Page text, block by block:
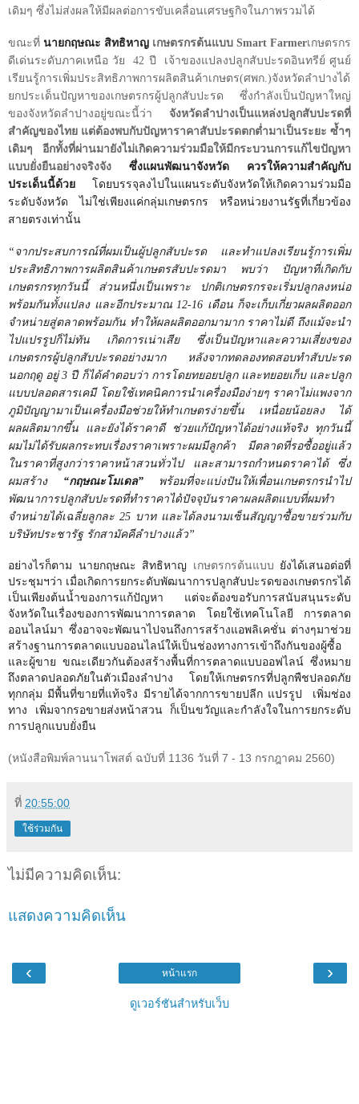
เดิมๆ ซึ่งไม่ส่งผลให้มีผลต่อการขับเคลื่อนเศรษฐกิจในภาพรวมได้
ขณะที่ นายกฤษณะ สิทธิหาญ เกษตรกรต้นแบบ Smart Farmerเกษตรกร
ดีเด่นระดับภาคเหนือ วัย 42 ปี เจ้าของแปลงปลูกสับปะรดอินทรีย์ ศูนย์
เรียนรู้การเพิ่มประสิทธิภาพการผลิตสินค้าเกษตร(ศพก.)จังหวัดลำปางได้
ยกประเด็นปัญหาของเกษตรกรผู้ปลูกสับปะรด ซึ่งกำลังเป็นปัญหาใหญ่
ของจังหวัดลำปางอยู่ขณะนี้ว่า จังหวัดลำปางเป็นแหล่งปลูกสับปะรดที่
สำคัญของไทย แต่ต้องพบกับปัญหาราคาสับปะรดตกต่ำมาเป็นระยะ ซ้ำๆ
เดิมๆ อีกทั้งที่ผ่านมายังไม่เกิดความร่วมมือให้มีกระบวนการแก้ไขปัญหา
แบบยั่งยืนอย่างจริงจัง ซึ่งแผนพัฒนาจังหวัด ควรให้ความสำคัญกับ
ประเด็นนี้ด้วย โดยบรรจุลงไปในแผนระดับจังหวัดให้เกิดความร่วมมือ
ระดับจังหวัด ไม่ใช่เพียงแค่กลุ่มเกษตรกร หรือหน่วยงานรัฐที่เกี่ยวข้อง
สายตรงเท่านั้น
“จากประสบการณ์ที่ผมเป็นผู้ปลูกสับปะรด และทำแปลงเรียนรู้การเพิ่ม
ประสิทธิภาพการผลิตสินค้าเกษตรสับปะรดมา พบว่า ปัญหาที่เกิดกับ
เกษตรกรทุกวันนี้ ส่วนหนึ่งเป็นเพราะ ปกติเกษตรกรจะเริ่มปลูกลงหน่อ
พร้อมกันทั้งแปลง และอีกประมาณ 12-16 เดือน ก็จะเก็บเกี่ยวผลผลิตออก
จำหน่ายสู่ตลาดพร้อมกัน ทำให้ผลผลิตออกมามาก ราคาไม่ดี ถึงแม้จะนำ
ไปแปรรูปก็ไม่ทัน เกิดการเน่าเสีย ซึ่งเป็นปัญหาและความเสี่ยงของ
เกษตรกรผู้ปลูกสับปะรดอย่างมาก หลังจากทดลองทดสอบทำสับปะรด
นอกฤดู อยู่3 ปี ก็ได้คำตอบว่า การโดยทยอยปลูก และทยอยเก็บ และปลูก
แบบปลอดสารเคมี โดยใช้เทคนิคการนำเครื่องมือง่ายๆ ราคาไม่แพงจาก
ภูมิปัญญามาเป็นเครื่องมือช่วยให้ทำเกษตรง่ายขึ้น เหนื่อยน้อยลง ได้
ผลผลิตมากขึ้น และยังได้ราคาดี ช่วยแก้ปัญหาได้อย่างแท้จริง ทุกวันนี้
ผมไม่ได้รับผลกระทบเรื่องราคาเพราะผมมีลูกค้า มีตลาดที่รอซื้ออยู่แล้ว
ในราคาที่สูงกว่าราคาหน้าสวนทั่วไป และสามารถกำหนดราคาได้ ซึ่ง
ผมสร้าง “กฤษณะโมเดล”พร้อมที่จะแบ่งปันให้เพื่อนเกษตรกรนำไป
พัฒนาการปลูกสับปะรดที่ทำราคาได้ปัจจุบันราคาผลผลิตแบบที่ผมทำ
จำหน่ายได้เฉลี่ยลูกละ 25 บาทและได้ลงนามเซ็นสัญญาซื้อขายร่วมกับ
บริษัทประชารัฐ รักสามัคคีลำปางแล้ว”
อย่างไรก็ตาม นายกฤษณะ สิทธิหาญ เกษตรกรต้นแบบ ยังได้เสนอต่อที่
ประชุมฯว่า เมื่อเกิดการยกระดับพัฒนาการปลูกสับปะรดของเกษตรกรได้
เป็นเพียงต้นน้ำของการแก้ปัญหา แต่จะต้องขอรับการสนับสนุนระดับ
จังหวัดในเรื่องของการพัฒนาการตลาด โดยใช้เทคโนโลยี การตลาด
ออนไลน์มา ซึ่งอาจจะพัฒนาไปจนถึงการสร้างแอพลิเคชั่น ต่างๆมาช่วย
สร้างฐานการตลาดแบบออนไลน์ให้เป็นช่องทางการเข้าถึงกันของผู้ซื้อ
และผู้ขาย ขณะเดียวกันต้องสร้างพื้นที่การตลาดแบบออฟไลน์ ซึ่งหมาย
ถึงตลาดปลอดภัยในตัวเมืองลำปาง โดยให้เกษตรกรที่ปลูกพืชปลอดภัย
ทุกกลุ่ม มีพื้นที่ขายที่แท้จริง มีรายได้จากการขายปลีก แปรรูป เพิ่มช่อง
ทาง เพิ่มจากรอขายส่งหน้าสวน ก็เป็นขวัญและกำลังใจในการยกระดับ
การปลูกแบบยั่งยืน
(หนังสือพิมพ์ลานนาโพสต์ ฉบับที่ 1136 วันที่ 7 - 13 กรกฎาคม 2560)
ที่ 20:55:00
ใช้ร่วมกัน
ไม่มีความคิดเห็น:
แสดงความคิดเห็น
‹ ›
หน้าแรก
ดูเวอร์ชันสำหรับเว็บ